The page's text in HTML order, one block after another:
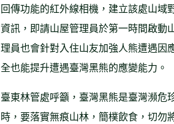
回傳功能的紅外線相機，建立該處山
資訊，即請山屋管理員於第一時間啟動
理員也會針對入住山友加強人熊遭遇因
全也能提升遭遇臺灣黑熊的應變能力。
臺東林管處呼籲，臺灣黑熊是臺灣瀕危
時，要落實無痕山林，簡樸飲食，切勿